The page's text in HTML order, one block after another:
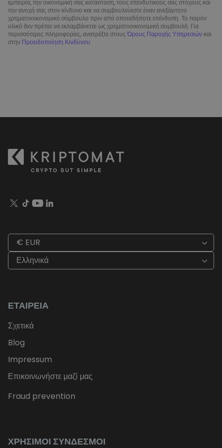
εμπειρία, την οικονομική σας κατάσταση, τους επενδυτικούς σας στόχους και
την ανοχή σας στον κίνδυνο και να συμβουλεύεστε έναν ανεξάρτητο
χρηματοοικονομικό σύμβουλο πριν από οποιαδήποτε επένδυση. Το παρόν
υλικό δεν πρέπει να εκλαμβάνεται ως χρηματοοικονομική συμβουλή. Για
περισσότερες πληροφορίες, ανατρέξτε στουςΌρους Παροχής Υπηρεσιών και
στην Προειδοποίηση Κινδύνου.
€ EUR
Ελληνικά
ΕΤΑΙΡΕΊΑ
Σχετικά
Blog
Impressum
Επικοινωνήστε μαζί μας
Fraud prevention
ΧΡΉΣΙΜΟΙ ΣΎΝΔΕΣΜΟΙ